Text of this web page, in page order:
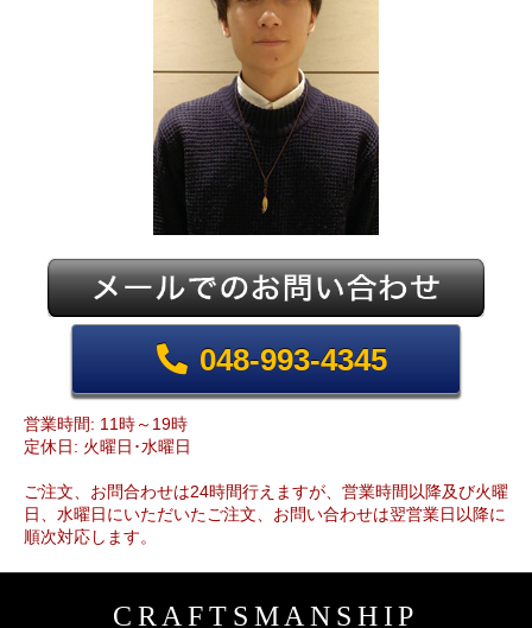
048-993-4345
営業時間: 11時～19時
定休日: 火曜日･水曜日
ご注文、お問合わせは24時間行えますが、営業時間以降及び火曜
日、水曜日にいただいたご注文、お問い合わせは翌営業日以降に
順次対応します。
CRAFTSMANSHIP